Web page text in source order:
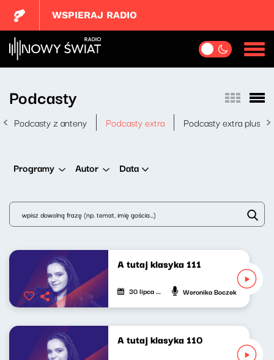
WSPIERAJ RADIO
Podcasty
Podcasty z anteny Podcasty extra Podcasty extra plus
Programy Autor Data
A tutaj klasyka 111
30 lipca 2026 Weronika Boczek
A tutaj klasyka 110